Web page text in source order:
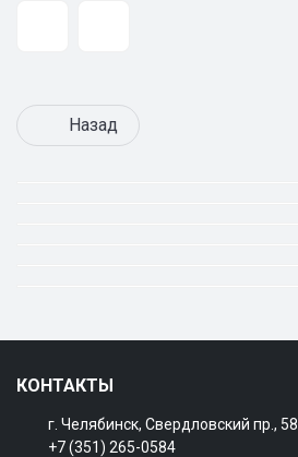
Назад
КОНТАКТЫ
г. Челябинск, Свердловский пр., 58
+7 (351) 265-0584